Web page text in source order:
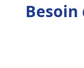
Besoin